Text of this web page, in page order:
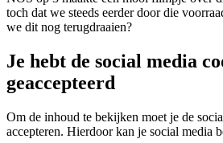
toch dat we steeds eerder door die
we dit nog terugdraaien?
Je hebt de social media
geaccepteerd
Om de inhoud te bekijken moet je de
accepteren. Hierdoor kan je social media